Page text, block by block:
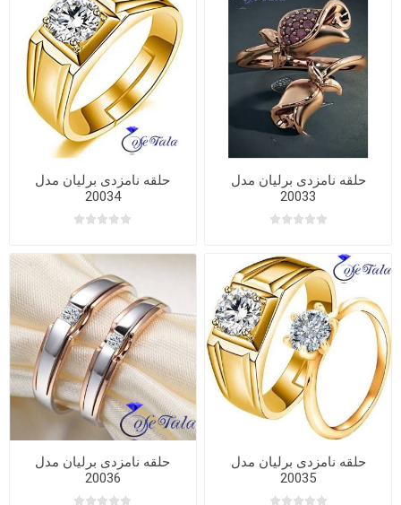
حلقه نامزدی برلیان مدل
20033
حلقه نامزدی برلیان مدل
20034
حلقه نامزدی برلیان مدل
20035
حلقه نامزدی برلیان مدل
20036